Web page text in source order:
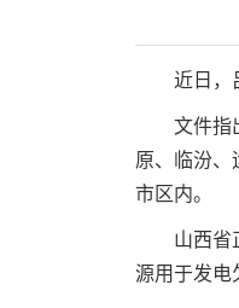
近日，
文件指
原、临汾、
市区内。
山西省
源用于发电